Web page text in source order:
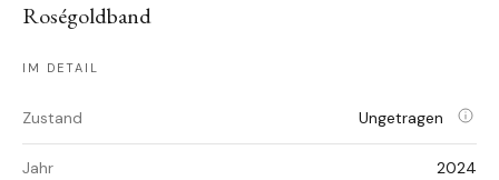
Roségoldband
IM DETAIL
Zustand Ungetragen
Jahr 2024